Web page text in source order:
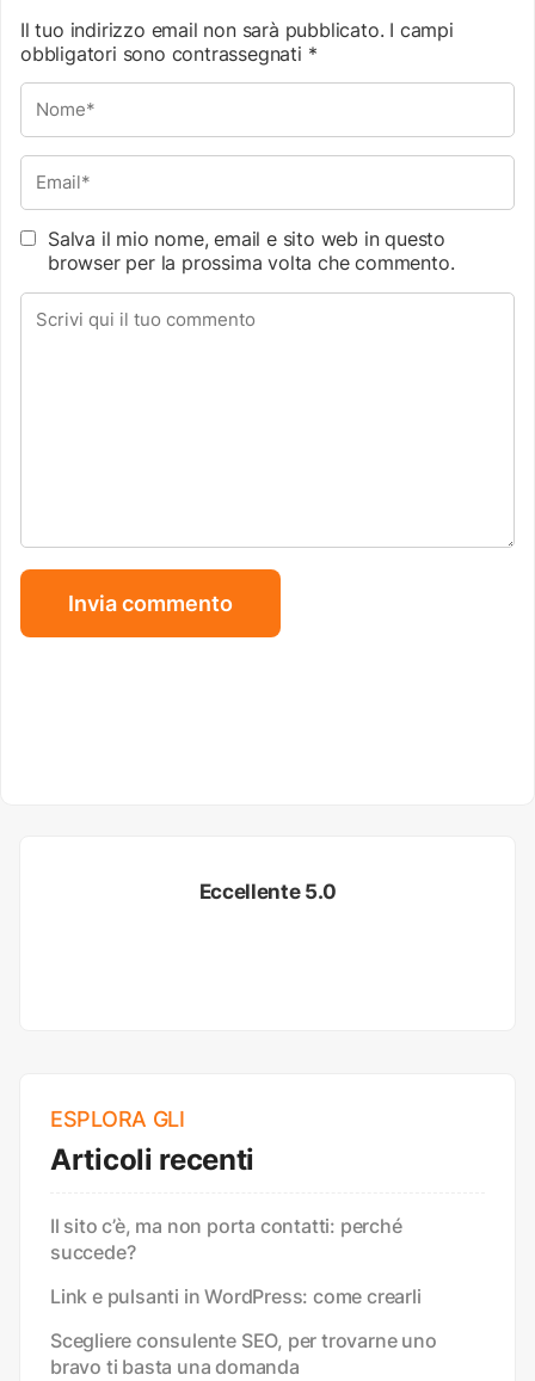
Il tuo indirizzo email non sarà pubblicato. I campi
obbligatori sono contrassegnati *
Salva il mio nome, email e sito web in questo
browser per la prossima volta che commento.
Eccellente 5.0
ESPLORA GLI
Articoli recenti
Il sito c’è, ma non porta contatti: perché
succede?
Link e pulsanti in WordPress: come crearli
Scegliere consulente SEO, per trovarne uno
bravo ti basta una domanda